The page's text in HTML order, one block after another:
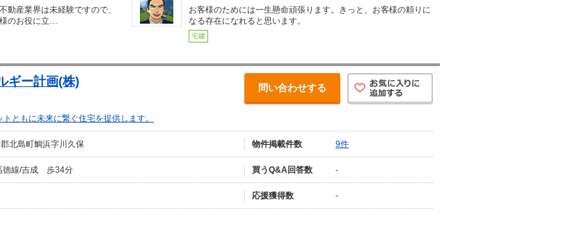
動産業界は未経験ですので、
のお役に立…
お客様のためには一生懸命頑張ります。きっと、お客様の頼りに
なる存在になれると思います。
宅建
ギー計画(株) 問い合わせする
ともに未来に繋ぐ住宅を提供します。
北島町鯛浜字川久保 物件掲載件数 9件
徳線/吉成 歩34分 買うQ&A回答数 -
応援獲得数 -